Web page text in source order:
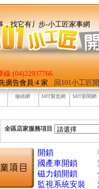
事，找它有丿步-小
線:(04)22937766
廣告會員:4 家回101小工匠
修繕網 MIT製造網 MIT新聞網
全區店家服務項目
開鎖
國產車開鎖
磁力鎖開鎖
監視系統安裝